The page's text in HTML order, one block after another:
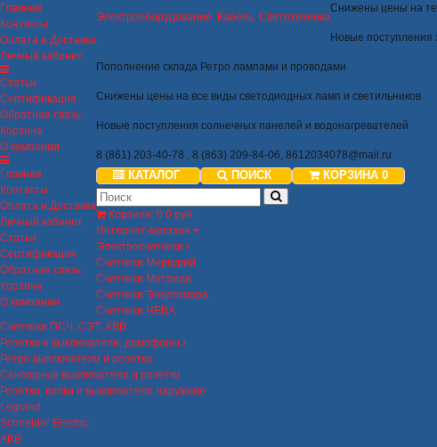
Главная
Контакты
Оплата и Доставка
Личный кабинет
Статьи
Сертификация
Обратная связь
Корзина
О компании
Главная
Контакты
Оплата и Доставка
Личный кабинет
Статьи
Сертификация
Обратная связь
Корзина
О компании
Электрооборудование. Кабель. Светотехника
Снижены цены на
Новые поступления
Пополнение склада Ретро лампами и проводами
Снижены цены на все виды светодиодных ламп и светильников
Новые поступления солнечных панелей и водонагревателей
8 (861) 203-40-78 , 8 (863) 209-84-06, 8612034078@mail.ru
КАТАЛОГ ПОИСК КОРЗИНА 0
Корзина: 0 0 руб
Интернет-магазин
Электросчетчики
Счетчики Меркурий
Счетчики Матрица
Счетчики Энергомера
Счетчики НЕВА
Счетчики ПСЧ, СЭТ, ABB
Розетки и выключатели, домофоны
Ретро выключатели и розетки
Сенсорные выключатели и розетки
Розетки, вилки и выключатели наружние
Legrand
Schneider Electric
ABB